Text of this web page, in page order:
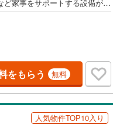
家事をサポートする設備が充
集まる開放的な空間・全居
第八小学校まで徒歩約8分・
由 1.お金の扱い方のプロ、フ
2.買い替えなどにも対応で
がりがあるため、最も低金利
必要になったお家のリフォー
期的にご連絡を繋ぎ、有事の
が連携をとっているため、よ
ださい！
をもらう 無料
人気物件TOP10入り
フリー住宅（0）
1階建て（0）